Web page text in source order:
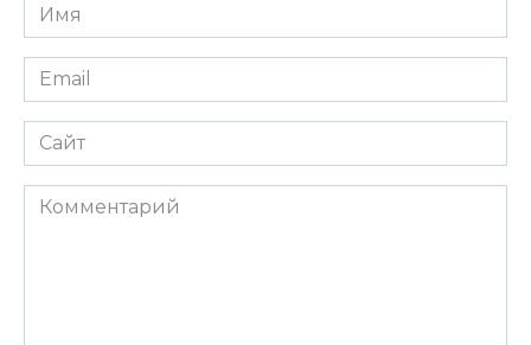
Имя
*
Email
*
Сайт
Комментарий